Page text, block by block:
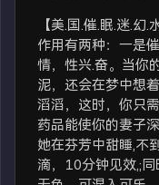
【美.国.催.眠.迷.
作用有两种：一是
情，性兴.奋。当你
泥，还会在梦中想
滔滔，这时，你只
药品能使你的妻子
她在芬芳中甜睡,不
滴，10分钟见效,;同